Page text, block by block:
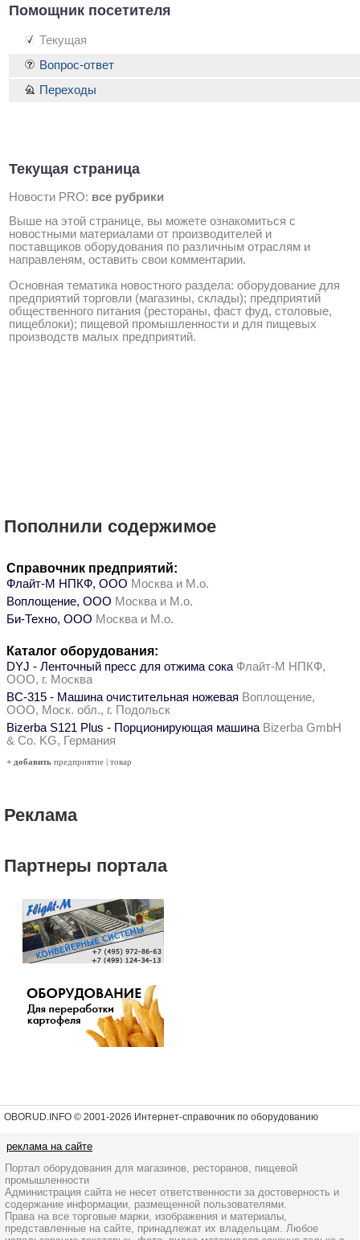
Помощник посетителя
Текущая
Текущая страница
Новости PRO: все рубрики
Выше на этой странице, вы можете ознакомиться с
новостными материалами от производителей и
поставщиков оборудования по различным отраслям и
направленям, оставить свои комментарии.
Основная тематика новостного раздела: оборудование для
предприятий торговли (магазины, склады); предприятий
общественного питания (рестораны, фаст фуд, столовые,
пищеблоки); пищевой промышленности и для пищевых
производств малых предприятий.
Вопрос-ответ
Переходы
Пополнили содержимое
Справочник предприятий:
Флайт-М НПКФ, ООО Москва и М.о.
Воплощение, ООО Москва и М.о.
Би-Техно, ООО Москва и М.о.
Каталог оборудования:
DYJ - Ленточный пресс для отжима сока Флайт-М НПКФ,
ООО, г. Москва
ВС-315 - Машина очистительная ножевая Воплощение,
ООО, Моск. обл., г. Подольск
Bizerba S121 Plus - Порционирующая машина Bizerba GmbH
& Co. KG, Германия
+ добавить предприятие | товар
Реклама
Партнеры портала
OBORUD.INFO © 2001-2026 Интернет-справочник по оборудованию
реклама на сайте
Портал оборудования для магазинов, ресторанов, пищевой
промышленности
Администрация сайта не несет ответственности за достоверность и
содержание информации, размещенной пользователями.
Права на все торговые марки, изображения и материалы,
представленные на сайте, принадлежат их владельцам. Любое